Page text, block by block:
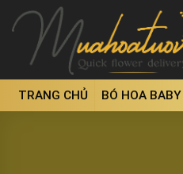
content
TRANG CHỦ BÓ HOA BABY